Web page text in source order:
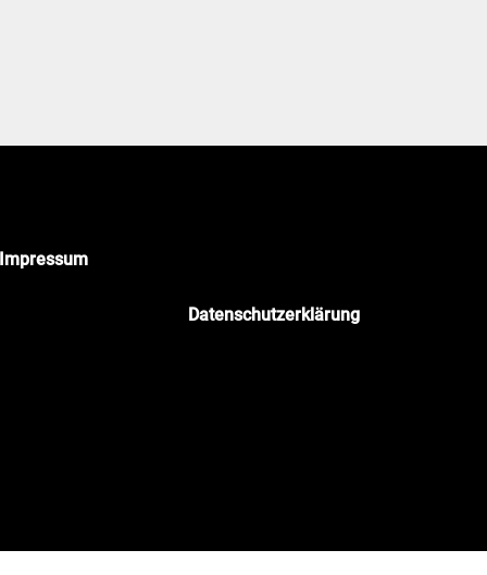
Business-Fotografie
Impressum
Datenschutzerklärung